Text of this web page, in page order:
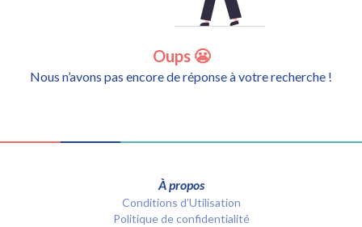
Oups 😬
Nous n’avons pas encore de réponse à votre recherche !
À propos
Conditions d’Utilisation
Politique de confidentialité